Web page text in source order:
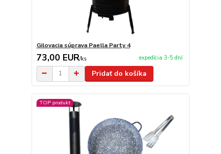
Gilovacia súprava Paella Party 4
73,00 EUR/ks expedícia 3-5 dní
Pridať do košíka
TOP produkt